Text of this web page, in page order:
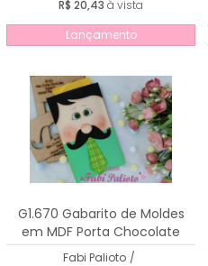
R$ 20,43 à vista
Lançamento
G1.670 Gabarito de Moldes
em MDF Porta Chocolate
Papai 3
Fabi Palioto /